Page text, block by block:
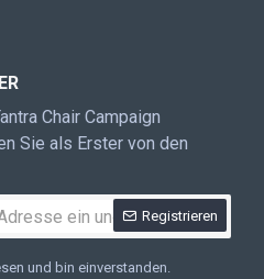
Chair Campaign
Sie als Erster von den
Registrieren
und bin einverstanden.